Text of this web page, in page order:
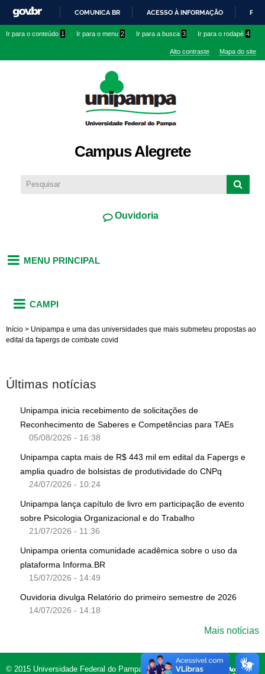
conteúdo
IR
O
COMUNICA BR ACESSO À INFORMAÇÃO
Ir para o conteúdo 1 Ir para o menu 2 Ir para a busca 3 Ir para o rodapé 4
Alto contraste Mapa do site
Campus Alegrete
Ouvidoria
MENU PRINCIPAL
CAMPI
Início > Unipampa e uma das universidades que mais submeteu propostas ao
edital da fapergs de combate covid
Últimas notícias
Unipampa inicia recebimento de solicitações de
Reconhecimento de Saberes e Competências para TAEs
05/08/2026 - 16:38
Unipampa capta mais de R$ 443 mil em edital da Fapergs e
amplia quadro de bolsistas de produtividade do CNPq
24/07/2026 - 10:24
Unipampa lança capítulo de livro em participação de evento
sobre Psicologia Organizacional e do Trabalho
21/07/2026 - 11:36
Unipampa orienta comunidade acadêmica sobre o uso da
plataforma Informa.BR
15/07/2026 - 14:49
Ouvidoria divulga Relatório do primeiro semestre de 2026
14/07/2026 - 14:18
Mais notícias
© 2015 Universidade Federal do Pampa -